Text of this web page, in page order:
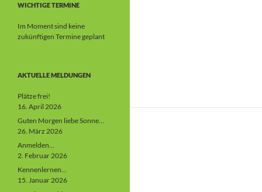
WICHTIGE TERMINE
Im Moment sind keine
zukünftigen Termine geplant
AKTUELLE MELDUNGEN
Plätze frei!
16. April 2026
Guten Morgen liebe Sonne…
26. März 2026
Anmelden…
2. Februar 2026
Kennenlernen…
15. Januar 2026